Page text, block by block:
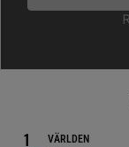
VÄRLDEN